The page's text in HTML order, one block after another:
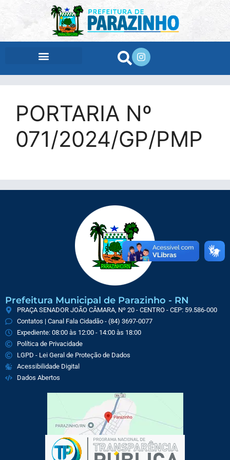
PORTARIA Nº
071/2024/GP/PMP
Prefeitura Municipal de Parazinho - RN
PRAÇA SENADOR JOÃO CÂMARA, Nº 20 - CENTRO - CEP: 59.586-000
Contatos | Canal Fala Cidadão - (84) 3697-0077
Expediente: 08:00 às 12:00 - 14:00 às 18:00
Política de Privacidade
LGPD - Lei Geral de Proteção de Dados
Acessibilidade Digital
Dados Abertos